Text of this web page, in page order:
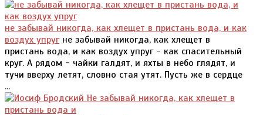
не забывай никогда, как хлещет в пристань вода, и как
воздух упругне забывай никогда, как хлещет в
пристань вода, и как воздух упруг - как спасительный
круг. А рядом - чайки галдят, и яхты в небо глядят, и
тучи вверху летят, словно стая утят. Пусть же в сердце
...